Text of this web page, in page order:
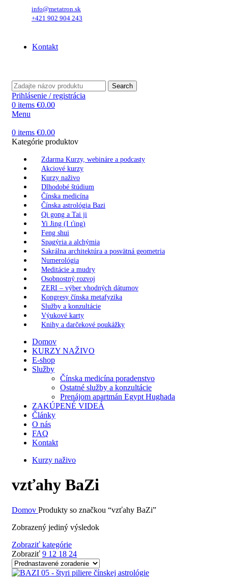
info@metatron.sk
+421 902 904 243
Kontakt
Search
Prihlásenie / registrácia
0 items €0.00
Menu
0 items €0.00
Kategórie produktov
Zdarma Kurzy, webináre a podcasty
Akciové kurzy
Kurzy naživo
Dlhodobé štúdium
Čínska medicína
Čínska astrológia Bazi
Qi gong a Tai ji
Yi Jing (I ťing)
Feng shui
Spagýria a alchýmia
Sakrálna architektúra a posvätná geometria
Numerológia
Meditácie a mudry
Osobnostný rozvoj
ZERI – výber vhodných dátumov
Kongresy čínska metafyzika
Služby a konzultácie
Výukové karty
Knihy a darčekové poukážky
Domov
KURZY NAŽIVO
E-shop
Služby
Čínska medicína poradenstvo
Ostatné služby a konzultácie
Prenájom apartmán Egypt Hughada
ZAKÚPENÉ VIDEÁ
Články
O nás
FAQ
Kontakt
Kurzy naživo
vzťahy BaZi
Domov Produkty so značkou “vzťahy BaZi”
Zobrazený jediný výsledok
Zobraziť kategórie
Zobraziť 9 12 18 24